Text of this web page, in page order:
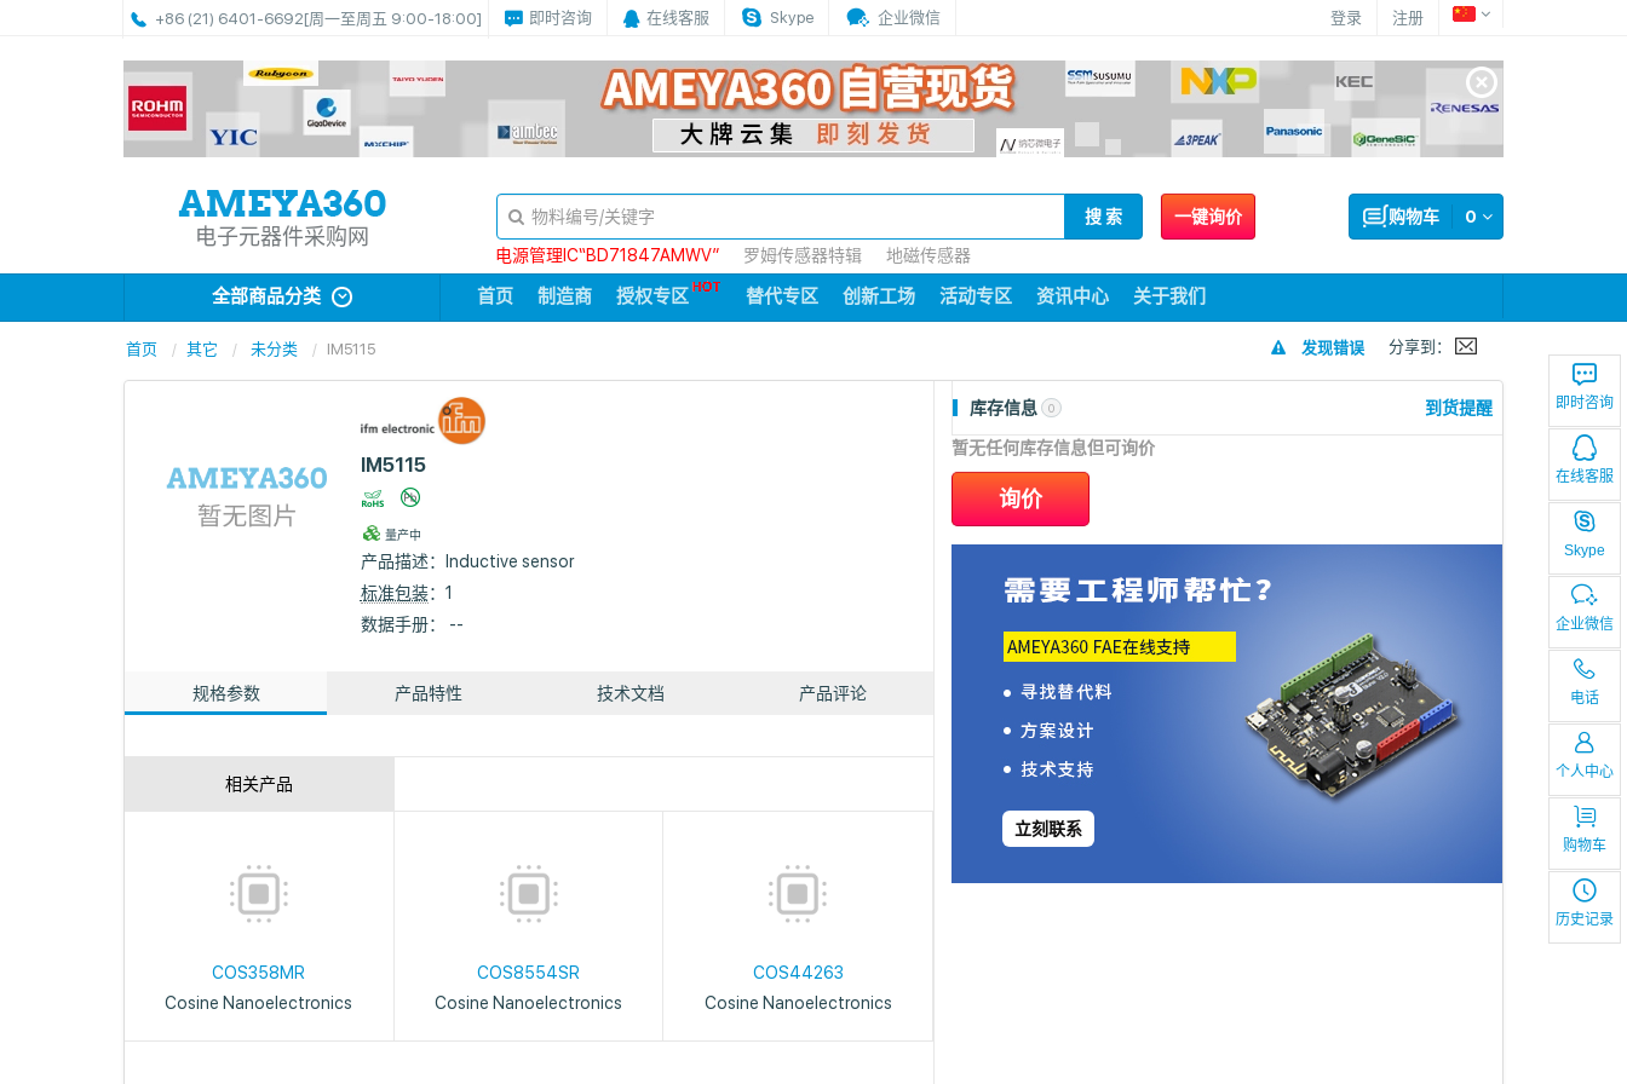
+86 (21) 6401-6692[周一至周五 9:00-18:00] 即时咨询 在线客服 Skype 企业微信 登录 注册
即时咨询
在线客服
Skype
企业微信
电话
个人中心
购物车
历史记录
电子元器件采购网
一键询价 0
购物车
搜 索
电源管理IC“BD71847AMWV”
罗姆传感器特辑 地磁传感器
全部商品分类 首页 制造商 授权专区 替代专区 创新工场 活动专区 资讯中心 关于我们
首页 其它 未分类 IM5115 发现错误 分享到：
IM5115
量产中
产品描述：
Inductive sensor
标准包装：1
数据手册： --
规格参数 产品特性 技术文档 产品评论
相关产品
COS358MR
Cosine Nanoelectronics
COS8554SR
Cosine Nanoelectronics
COS44263
Cosine Nanoelectronics
库存信息 0 到货提醒
暂无任何库存信息但可询价
询价
立刻联系